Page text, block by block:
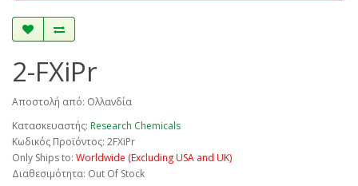
2-FXiPr
Αποστολή από: Ολλανδία
Κατασκευαστής: Research Chemicals
Κωδικός Προϊόντος: 2FXiPr
Only Ships to: Worldwide (Excluding USA and UK)
Διαθεσιμότητα: Out Of Stock